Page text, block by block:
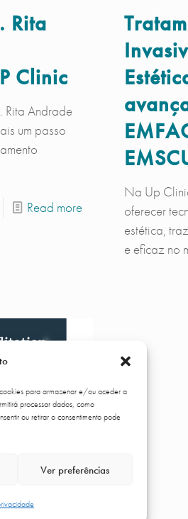
para armazenar e/ou aceder a
processar dados, como
ou retirar o consentimento pode
Ver preferências
Rita
Clinic
Rita Andrade
um passo
Read more
Na Up
oferecer
estética,
e eficaz no